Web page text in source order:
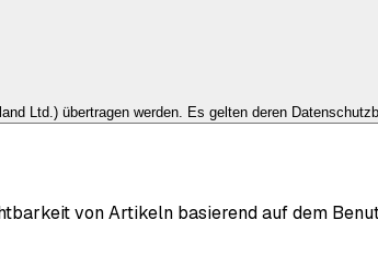
Ltd.) übertragen werden. Es gelten deren
von Artikeln basierend auf dem